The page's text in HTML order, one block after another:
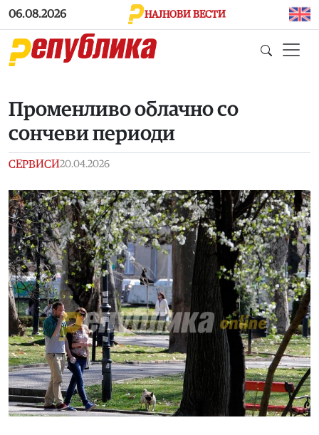
Skip to main content
06.08.2026 НАЈНОВИ ВЕСТИ
Променливо облачно со
сончеви периоди
СЕРВИСИ20.04.2026